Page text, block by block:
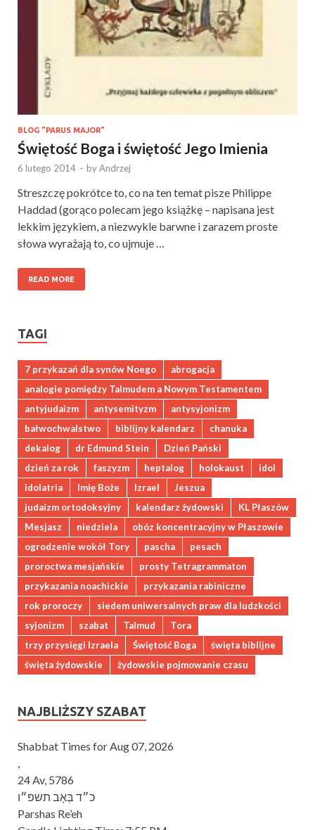
BLOG "PARUS MAJOR"
Świętość Boga i świętość Jego Imienia
6 lutego 2014 - byAndrzej
Streszczę pokrótce to, co na ten temat pisze Philippe
Haddad (gorąco polecam jego książkę – napisana jest
lekkim językiem, a niezwykle barwne i zarazem proste
słowa wyrażają to, co ujmuje …
READ MORE
TAGI
7 przykazań dla synów Noego
abrogacja
analogie pomiędzy Talmudem a Nowym Testamentem
antyjudaizm
antysemityzm
antysyjonizm
bałwochwalstwo
biblijny kalendarz
chanuka
dekalog
dr Edmund Stein
Dzień Pański
dzień za rok
faszyzm heptalog holokaust
idol
idolatria
Imię Boże Izrael
Jeszua
judaizm ortodoksyjny
kalendarz żydowski
KL Płaszów
Mesjasz
niedziela
obóz koncentracyjny w Płaszowie
ogrodzenie wokół Tory
pascha
pesach
proroctwa mesjańskie
prosty Tetragrammaton
przykazania noachickie
przykazania rabiniczne
rok proroczy
siedem uniwersalnych praw dla ludzkości
syjonizm
szabat Talmud
Tora
trzy przysięgi Izraela
Świętość Boga
święta biblijne
święta żydowskie
żydowskie pojmowanie czasu
NAJBLIŻSZY SZABAT
Shabbat Times for Aug 07, 2026
,
24 Av, 5786
כ״ד בְּאָב תשפ״ו
Parshas Re’eh